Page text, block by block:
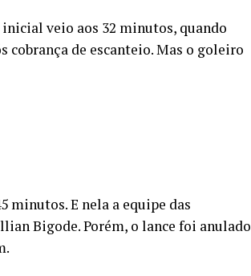
veio aos 32 minutos, quando
cobrança de escanteio. Mas o goleiro
minutos. E nela a equipe das
Bigode. Porém, o lance foi anulado